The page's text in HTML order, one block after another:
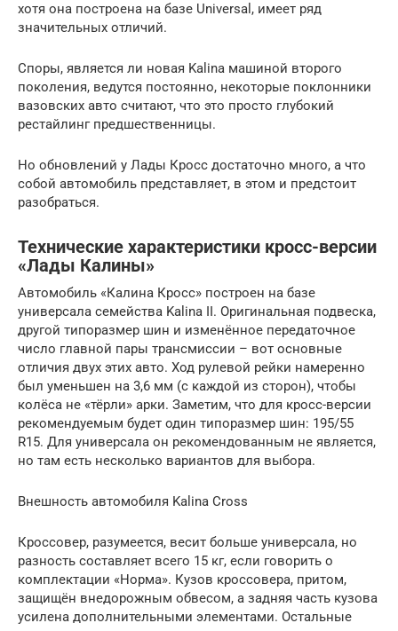
хотя она построена на базе Universal, имеет ряд
значительных отличий.
Споры, является ли новая Kalina машиной второго
поколения, ведутся постоянно, некоторые поклонники
вазовских авто считают, что это просто глубокий
рестайлинг предшественницы.
Но обновлений у Лады Кросс достаточно много, а что
собой автомобиль представляет, в этом и предстоит
разобраться.
Технические характеристики кросс-версии
«Лады Калины»
Автомобиль «Калина Кросс» построен на базе
универсала семейства Kalina II. Оригинальная подвеска,
другой типоразмер шин и изменённое передаточное
число главной пары трансмиссии – вот основные
отличия двух этих авто. Ход рулевой рейки намеренно
был уменьшен на 3,6 мм (с каждой из сторон), чтобы
колёса не «тёрли» арки. Заметим, что для кросс-версии
рекомендуемым будет один типоразмер шин: 195/55
R15. Для универсала он рекомендованным не является,
но там есть несколько вариантов для выбора.
Внешность автомобиля Kalina Cross
Кроссовер, разумеется, весит больше универсала, но
разность составляет всего 15 кг, если говорить о
комплектации «Норма». Кузов кроссовера, притом,
защищён внедорожным обвесом, а задняя часть кузова
усилена дополнительными элементами. Остальные